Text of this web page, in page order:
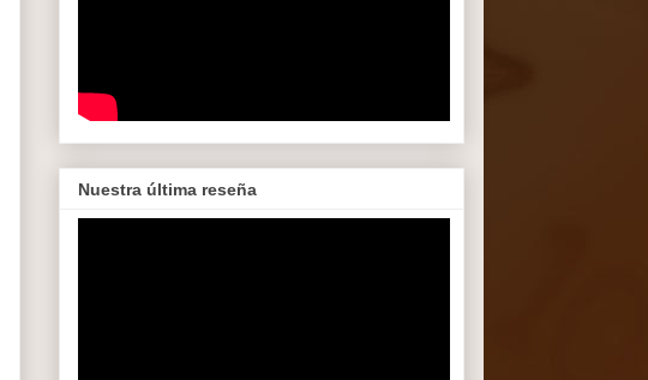
Nuestra última reseña